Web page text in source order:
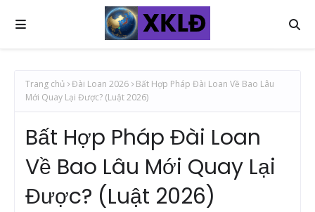
Trang chủ Đài Loan 2026
Bất Hợp Pháp Đài Loan Về Bao Lâu
Mới Quay Lại Được? (Luật 2026)
Bất Hợp Pháp Đài Loan
Về Bao Lâu Mới Quay Lại
Được? (Luật 2026)